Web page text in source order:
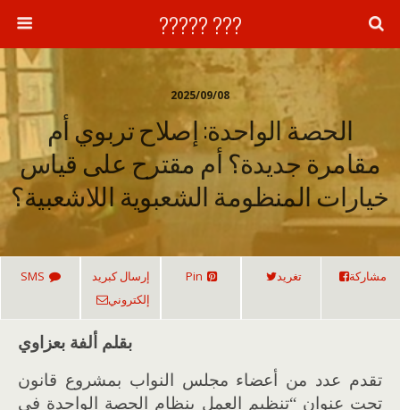
??? ?????
2025/09/08
الحصة الواحدة: إصلاح تربوي أم
مقامرة جديدة؟ أم مقترح على قياس
خيارات المنظومة الشعبوية اللاشعبية؟
مشاركة تغريد Pin
إرسال كبريد
إلكتروني
SMS
بقلم ألفة بعزاوي
تقدم عدد من أعضاء مجلس النواب بمشروع قانون
تحت عنوان “تنظيم العمل بنظام الحصة الواحدة في